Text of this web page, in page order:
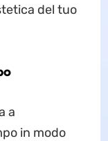
del tuo
a
in modo